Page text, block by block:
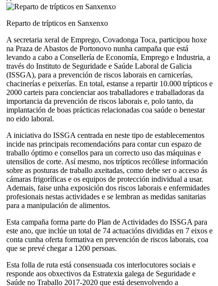
Reparto de trípticos en Sanxenxo
A secretaria xeral de Emprego, Covadonga Toca, participou hoxe
na Praza de Abastos de Portonovo nunha campaña que está
levando a cabo a Consellería de Economía, Emprego e Industria, a
través do Instituto de Seguridade e Saúde Laboral de Galicia
(ISSGA), para a prevención de riscos laborais en carnicerías,
chacinerías e peixerías. En total, estanse a repartir 10.000 trípticos e
2000 carteis para concienciar aos traballadores e traballadoras da
importancia da prevención de riscos laborais e, polo tanto, da
implantación de boas prácticas relacionadas coa saúde o benestar
no eido laboral.
A iniciativa do ISSGA centrada en neste tipo de establecementos
incide nas principais recomendacións para contar cun espazo de
traballo óptimo e consellos para un correcto uso das máquinas e
utensilios de corte. Así mesmo, nos trípticos recóllese información
sobre as posturas de traballo axeitadas, como debe ser o acceso ás
cámaras frigoríficas e os equipos de protección individual a usar.
Ademais, faise unha exposición dos riscos laborais e enfermidades
profesionais nestas actividades e se lembran as medidas sanitarias
para a manipulación de alimentos.
Esta campaña forma parte do Plan de Actividades do ISSGA para
este ano, que inclúe un total de 74 actuacións divididas en 7 eixos e
conta cunha oferta formativa en prevención de riscos laborais, coa
que se prevé chegar a 1200 persoas.
Esta folla de ruta está consensuada cos interlocutores sociais e
responde aos obxectivos da Estratexia galega de Seguridade e
Saúde no Traballo 2017-2020 que está desenvolvendo a